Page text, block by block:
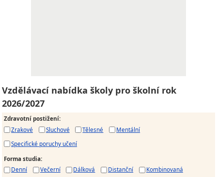
Vzdělávací nabídka školy pro školní rok
2026/2027
Zdravotní postižení:
Zrakové
Sluchové Tělesné
Mentální
Specifické poruchy učení
Forma studia:
Denní
Večerní Dálková Distanční Kombinovaná